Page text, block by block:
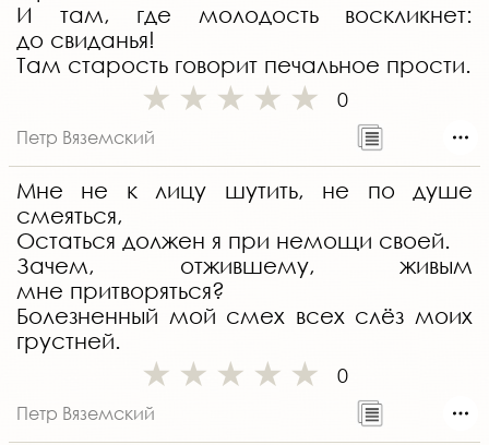
И там, где молодость воскликнет:
до свиданья!
Там старость говорит печальное прости.
0
Петр Вяземский
Мне не к лицу шутить, не по душе
смеяться,
Остаться должен я при немощи своей.
Зачем, отжившему, живым
мне притворяться?
Болезненный мой смех всех слёз моих
грустней.
0
Петр Вяземский